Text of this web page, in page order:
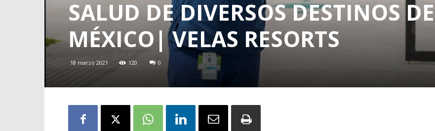
SALUD DE DIVERSOS DESTINOS DE
MÉXICO| VELAS RESORTS
18 marzo 2021 120 0